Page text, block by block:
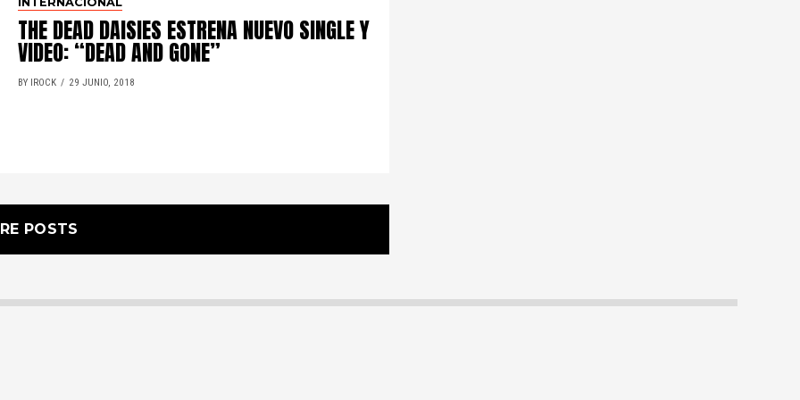
THE DEAD DAISIES ESTRENA NUEVO SINGLE Y
VIDEO: “DEAD AND GONE”
BY IROCK 29 JUNIO, 2018
POSTS